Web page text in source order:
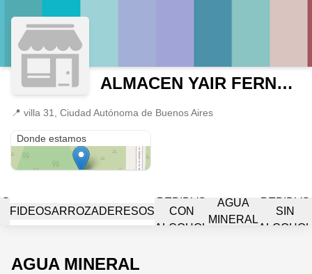
ALMACEN YAIR FERNANDO
📍 villa 31, Ciudad Autónoma de Buenos Aires
Donde estamos
FIDEOSARROZADERESOS
CON
ALCOHOL
AGUA
MINERAL
SIN
ALCOHOL
AGUA MINERAL